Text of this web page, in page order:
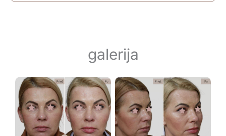
galerija
Nėra antraštės Nėra antraštės